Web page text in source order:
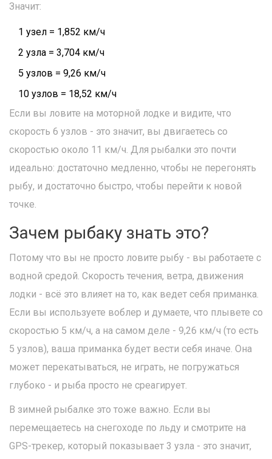
Значит:
1 узел = 1,852 км/ч
2 узла = 3,704 км/ч
5 узлов = 9,26 км/ч
10 узлов = 18,52 км/ч
Если вы ловите на моторной лодке и видите, что
скорость 6 узлов - это значит, вы двигаетесь со
скоростью около 11 км/ч. Для рыбалки это почти
идеально: достаточно медленно, чтобы не перегонять
рыбу, и достаточно быстро, чтобы перейти к новой
точке.
Зачем рыбаку знать это?
Потому что вы не просто ловите рыбу - вы работаете с
водной средой. Скорость течения, ветра, движения
лодки - всё это влияет на то, как ведет себя приманка.
Если вы используете воблер и думаете, что плывете со
скоростью 5 км/ч, а на самом деле - 9,26 км/ч (то есть
5 узлов), ваша приманка будет вести себя иначе. Она
может перекатываться, не играть, не погружаться
глубоко - и рыба просто не среагирует.
В зимней рыбалке это тоже важно. Если вы
перемещаетесь на снегоходе по льду и смотрите на
GPS-трекер, который показывает 3 узла - это значит,